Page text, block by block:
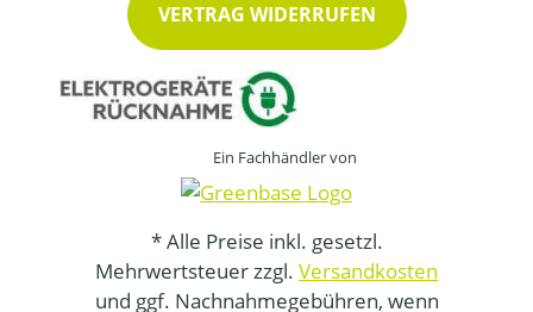
VERTRAG WIDERRUFEN
Ein Fachhändler von
* Alle Preise inkl. gesetzl.
Mehrwertsteuer zzgl. Versandkosten
und ggf. Nachnahmegebühren, wenn